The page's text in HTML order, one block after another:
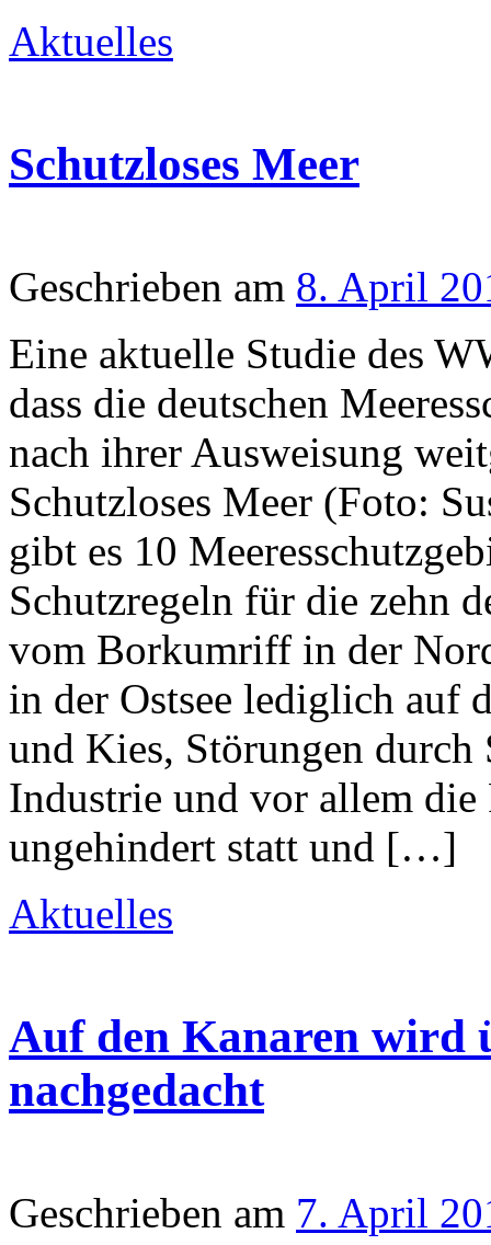
Aktuelles
Schutzloses Meer
Geschrieben am 8. April
Eine aktuelle Studie des
dass die deutschen
nach ihrer Ausweisung
Schutzloses Meer (Foto:
gibt es 10
Schutzregeln für die zehn
vom Borkumriff in der
in der Ostsee lediglich auf
und Kies, Störungen
Industrie und vor allem
ungehindert statt und […]
Aktuelles
Auf den Kanaren wird
nachgedacht
Geschrieben am 7. April